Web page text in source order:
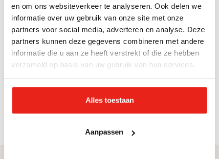
en om ons websiteverkeer te analyseren. Ook delen we
informatie over uw gebruik van onze site met onze
partners voor social media, adverteren en analyse. Deze
partners kunnen deze gegevens combineren met andere
informatie die u aan ze heeft verstrekt of die ze hebben
verzameld op basis van uw gebruik van hun services.
Alles toestaan
Aanpassen
Cliëntenraad
De Cliëntenraad is voor onze organisatie een
belangrijk adviesorgaan.🡢
Terug naar de algemene informatiepagina voor
deelnemers en cliënten.